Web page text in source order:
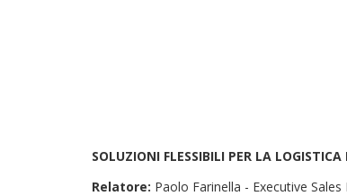
SOLUZIONI FLESSIBILI PER LA
Relatore: Paolo Farinella - Executive